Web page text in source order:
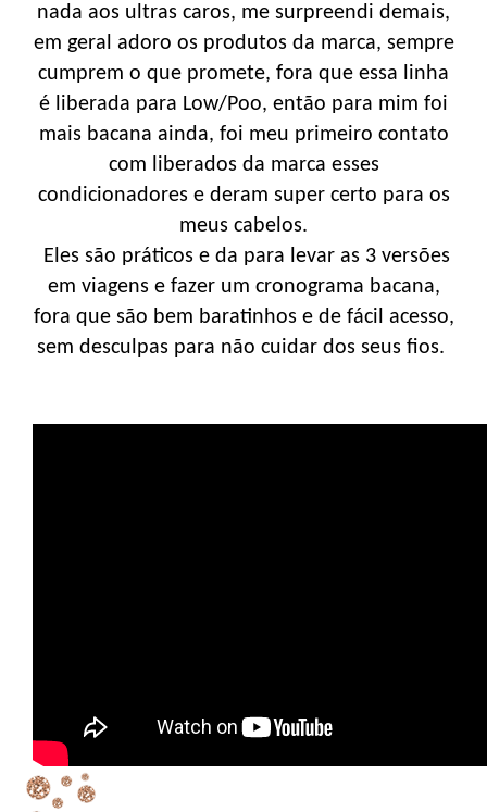
nada aos ultras caros, me surpreendi demais,
em geral adoro os produtos da marca, sempre
cumprem o que promete, fora que essa linha
é liberada para Low/Poo, então para mim foi
mais bacana ainda, foi meu primeiro contato
com liberados da marca esses
condicionadores e deram super certo para os
meus cabelos.
Eles são práticos e da para levar as 3 versões
em viagens e fazer um cronograma bacana,
fora que são bem baratinhos e de fácil acesso,
sem desculpas para não cuidar dos seus fios.